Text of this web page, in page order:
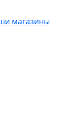
магазины